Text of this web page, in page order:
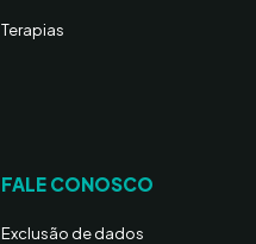
Terapias
FALE CONOSCO
Exclusão de dados